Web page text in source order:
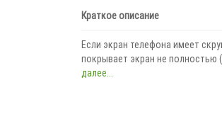
Краткое описание
Если экран телефона имеет
покрывает экран не полностью
далее...